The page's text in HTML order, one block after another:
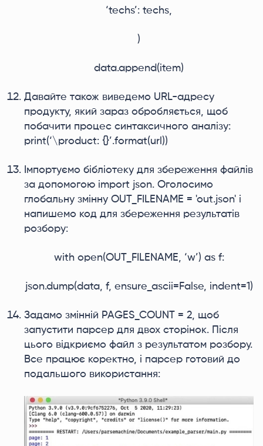
‘techs’: techs,
)
data.append(item)
Давайте також виведемо URL-адресу
продукту, який зараз обробляється, щоб
побачити процес синтаксичного аналізу:
print(‘\product: {}’.format(url))
Імпортуємо бібліотеку для збереження файлів
за допомогою import json. Оголосимо
глобальну змінну OUT_FILENAME = 'out.json' і
напишемо код для збереження результатів
розбору:
with open(OUT_FILENAME, ‘w’) as f:
json.dump(data, f, ensure_ascii=False, indent=1)
Задамо змінній PAGES_COUNT = 2, щоб
запустити парсер для двох сторінок. Після
цього відкриємо файл з результатом розбору.
Все працює коректно, і парсер готовий до
подальшого використання: